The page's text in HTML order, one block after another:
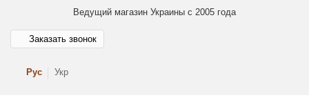
Ведущий магазин Украины с 2005 года
Рус Укр
Заказать звонок